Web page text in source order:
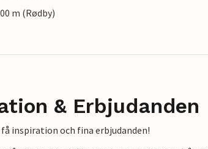
m (Rødby)
& Erbjudanden
inspiration och fina erbjudanden!